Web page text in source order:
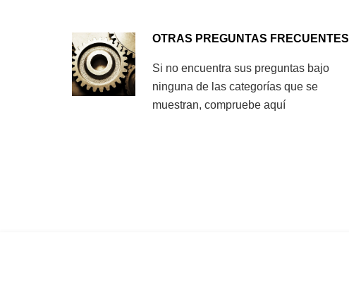
OTRAS PREGUNTAS FRECUENTES
Si no encuentra sus preguntas bajo
ninguna de las categorías que se
muestran, compruebe aquí